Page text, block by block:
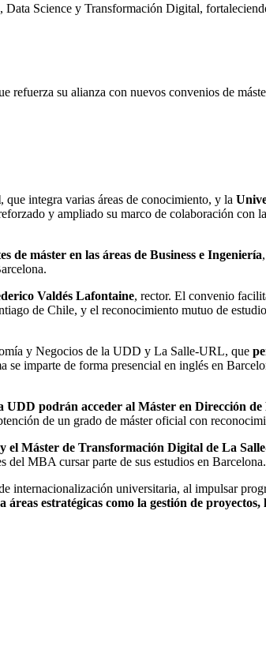
Science y Transformación Digital,
su alianza con nuevos convenios de
, que integra varias áreas de conocimiento, y la
y ampliado su marco de colaboración
de máster en las áreas de Business e Ingeniería
Valdés Lafontaine, rector. El convenio
de Chile, y el reconocimiento mutuo de
y Negocios de la UDD y La Salle-URL, que
se imparte de forma presencial en inglés en
podrán acceder al Máster en Dirección
de un grado de máster oficial con
el Máster de Transformación Digital de La
MBA cursar parte de sus estudios en
internacionalización universitaria, al impulsar
estratégicas como la gestión de